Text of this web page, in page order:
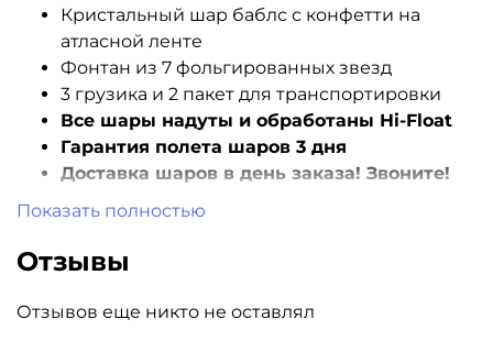
Кристальный шар баблс с конфетти на
атласной ленте
Фонтан из 7 фольгированных звезд
3 грузика и 2 пакет для транспортировки
Все шары надуты и обработаны Hi-Float
Гарантия полета шаров 3 дня
Доставка шаров в день заказа! Звоните!
Показать полностью
Отзывы
Отзывов еще никто не оставлял